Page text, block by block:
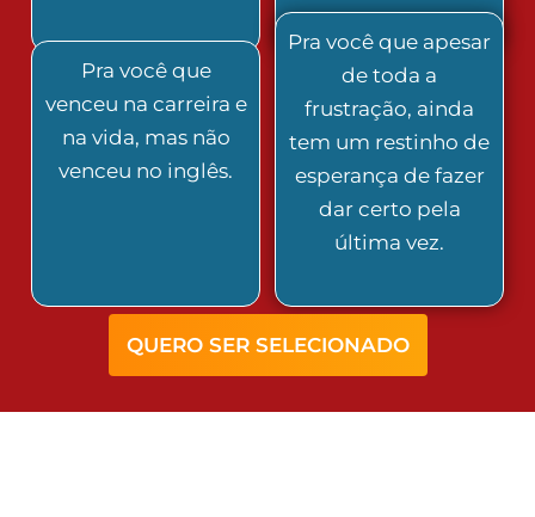
Pra você que
venceu na carreira e
na vida, mas não
venceu no inglês.
Pra você que apesar
de toda a
frustração, ainda
tem um restinho de
esperança de fazer
dar certo pela
última vez.
QUERO SER SELECIONADO